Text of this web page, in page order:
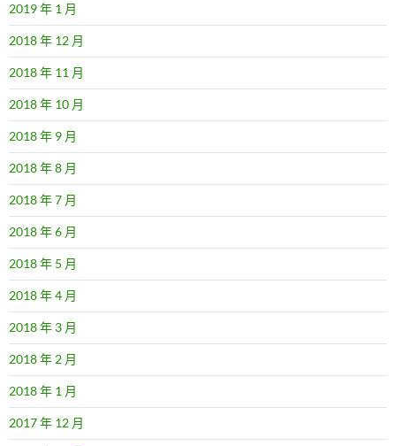
2019 年 1 月
2018 年 12 月
2018 年 11 月
2018 年 10 月
2018 年 9 月
2018 年 8 月
2018 年 7 月
2018 年 6 月
2018 年 5 月
2018 年 4 月
2018 年 3 月
2018 年 2 月
2018 年 1 月
2017 年 12 月